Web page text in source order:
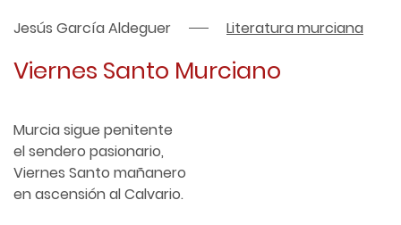
Jesús García Aldeguer Literatura murciana
Viernes Santo Murciano
Murcia sigue penitente
el sendero pasionario,
Viernes Santo mañanero
en ascensión al Calvario.